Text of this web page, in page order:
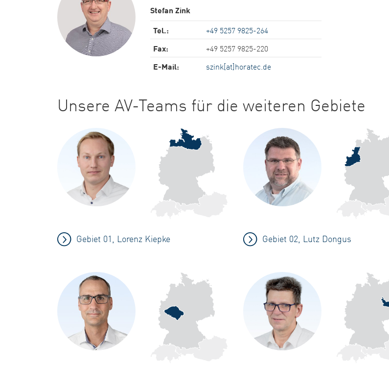
Stefan Zink
Tel.:
+49 5257 9825-264
Fax:
+49 5257 9825-220
E-Mail:
szink[at]horatec.de
Unsere AV-Teams für die weiteren Gebiete
Gebiet 01, Lorenz Kiepke Gebiet 02, Lutz Dongus